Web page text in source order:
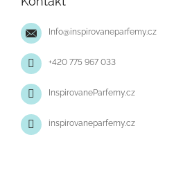
Info@inspirovaneparfemy.cz
+420 775 967 033
InspirovaneParfemy.cz
inspirovaneparfemy.cz